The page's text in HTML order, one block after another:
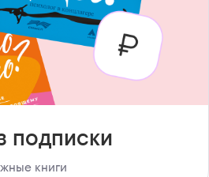
подписки
книги